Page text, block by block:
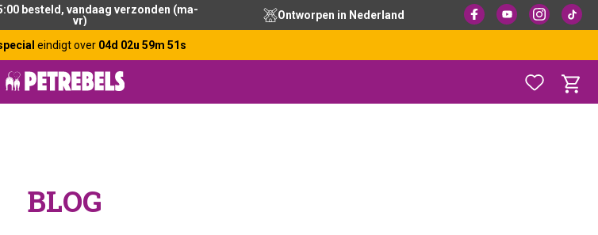
besteld, vandaag verzonden (ma-
vr)
Ontworpen in Nederland
eindigt over 04d 02u 59m 50s
BLOG